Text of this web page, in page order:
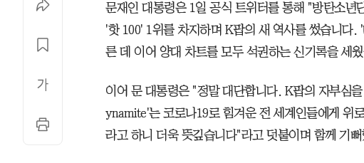
문재인 대통령은 1일 공식 트위터를 통해 "방탄소년
'핫 100' 1위를 차지하며 K팝의 새 역사를 썼습니다.
른 데 이어 양대 차트를 모두 석권하는 신기록을 세
이어 문 대통령은 "정말 대단합니다. K팝의 자부심
ynamite'는 코로나19로 힘겨운 전 세계인들에게 위
라고 하니 더욱 뜻깊습니다"라고 덧붙이며 함께 기뻐